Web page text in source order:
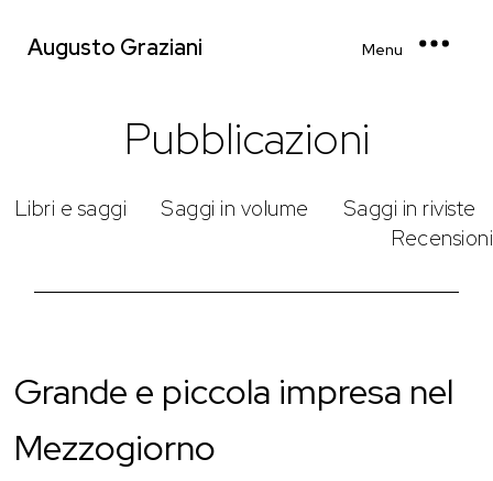
Augusto Graziani Menu
Pubblicazioni
Libri e saggi Saggi in volume
Saggi in riviste
Recensioni
Grande e piccola impresa nel
Mezzogiorno